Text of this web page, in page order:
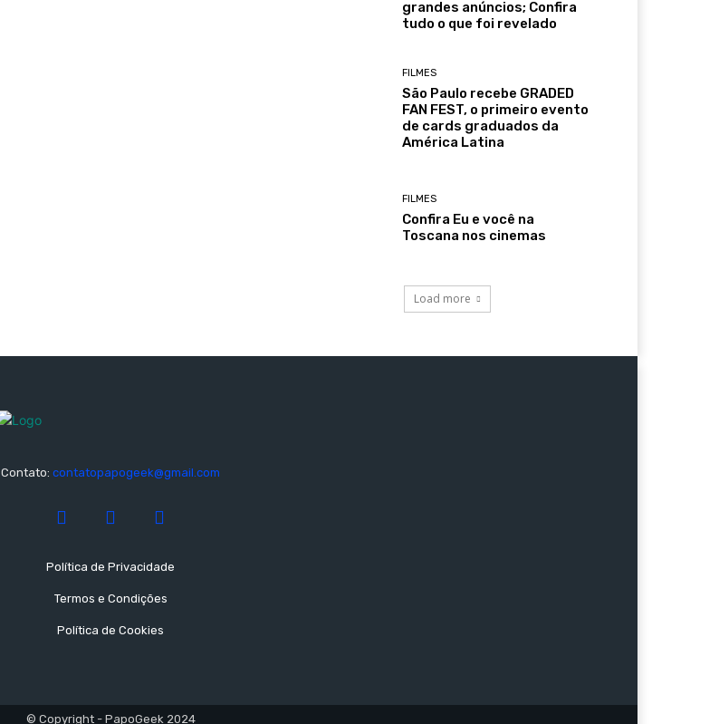
grandes anúncios; Confira
tudo o que foi revelado
FILMES
São Paulo recebe GRADED
FAN FEST, o primeiro evento
de cards graduados da
América Latina
FILMES
Confira Eu e você na
Toscana nos cinemas
Load more
Contato: contatopapogeek@gmail.com
Política de Privacidade
Termos e Condições
Política de Cookies
© Copyright - PapoGeek 2024